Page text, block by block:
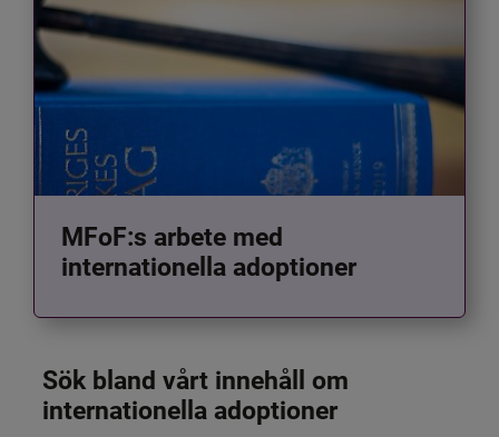
MFoF:s arbete med
internationella adoptioner
Sök bland vårt innehåll om
internationella adoptioner